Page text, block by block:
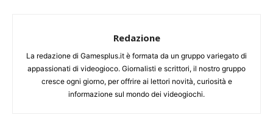
Redazione
La redazione di Gamesplus.it è formata da un gruppo variegato di
appassionati di videogioco. Giornalisti e scrittori, il nostro gruppo
cresce ogni giorno, per offrire ai lettori novità, curiosità e
informazione sul mondo dei videogiochi.